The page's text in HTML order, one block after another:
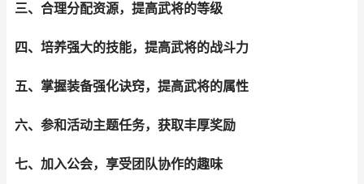
三、合理分配资源，提高武将的等级
四、培养强大的技能，提高武将的战斗力
五、掌握装备强化诀窍，提高武将的属性
六、参和活动主题任务，获取丰厚奖励
七、加入公会，享受团队协作的趣味